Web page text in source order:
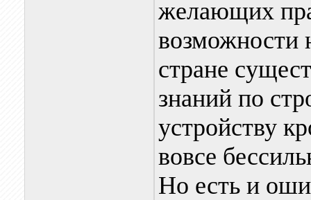
желающих
возможности
стране
знаний по
устройству
вовсе
Но есть и